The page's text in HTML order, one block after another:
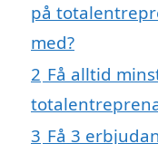
på
med?
2 Få alltid
3 Få 3